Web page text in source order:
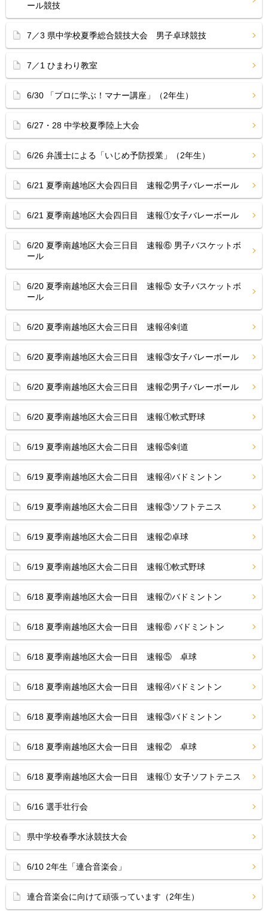
ール競技
7／3 県中学校夏季総合競技大会 男子卓球競技
7／1 ひまわり教室
6/30 「プロに学ぶ！マナー講座」（2年生）
6/27・28 中学校夏季陸上大会
6/26 弁護士による「いじめ予防授業」（2年生）
6/21 夏季南越地区大会四日目 速報②男子バレーボール
6/21 夏季南越地区大会四日目 速報①女子バレーボール
6/20 夏季南越地区大会三日目 速報⑥ 男子バスケットボ
ール
6/20 夏季南越地区大会三日目 速報⑤ 女子バスケットボ
ール
6/20 夏季南越地区大会三日目 速報④剣道
6/20 夏季南越地区大会三日目 速報③女子バレーボール
6/20 夏季南越地区大会三日目 速報②男子バレーボール
6/20 夏季南越地区大会三日目 速報①軟式野球
6/19 夏季南越地区大会二日目 速報⑤剣道
6/19 夏季南越地区大会二日目 速報④バドミントン
6/19 夏季南越地区大会二日目 速報③ソフトテニス
6/19 夏季南越地区大会二日目 速報②卓球
6/19 夏季南越地区大会二日目 速報①軟式野球
6/18 夏季南越地区大会一日目 速報⑦バドミントン
6/18 夏季南越地区大会一日目 速報⑥ バドミントン
6/18 夏季南越地区大会一日目 速報⑤ 卓球
6/18 夏季南越地区大会一日目 速報④バドミントン
6/18 夏季南越地区大会一日目 速報③バドミントン
6/18 夏季南越地区大会一日目 速報② 卓球
6/18 夏季南越地区大会一日目 速報① 女子ソフトテニス
6/16 選手壮行会
県中学校春季水泳競技大会
6/10 2年生「連合音楽会」
連合音楽会に向けて頑張っています（2年生）